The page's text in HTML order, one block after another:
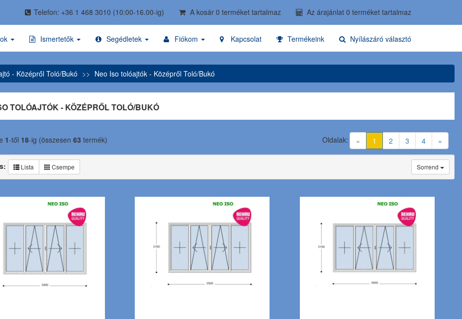
Telefon: +36 1 468 3010 (10:00-16.00-ig) A kosár 0 terméket tartalmaz Az árajánlat 0 terméket tartalmaz
Ismertetők Segédletek Fiókom Kapcsolat Termékeink Nyílászáró választó
- Középről Toló/Bukó Neo Iso tolóajtók - Középről Toló/Bukó
TOLÓAJTÓK - KÖZÉPRŐL TOLÓ/BUKÓ
1-től 18-ig (összesen 63 termék) « 1 (current)
2 3 4 »
Oldalak:
Sorrend
Lista Csempe